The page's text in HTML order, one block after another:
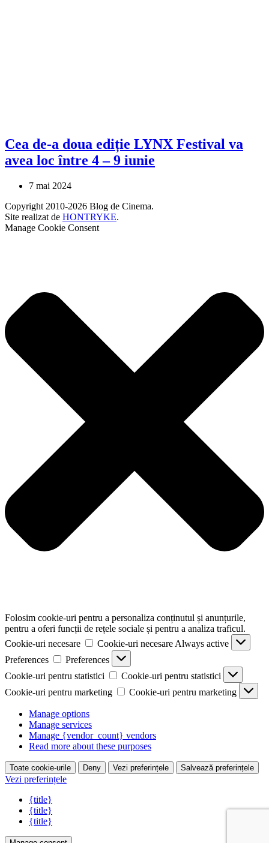
Cea de-a doua ediție LYNX Festival va
avea loc între 4 – 9 iunie
7 mai 2024
Copyright 2010-2026 Blog de Cinema.
Site realizat de HONTRYKE.
Manage Cookie Consent
Folosim cookie-uri pentru a personaliza conținutul și anunțurile,
pentru a oferi funcții de rețele sociale și pentru a analiza traficul.
Cookie-uri necesare
Cookie-uri necesare Always active
Preferences
Preferences
Cookie-uri pentru statistici
Cookie-uri pentru statistici
Cookie-uri pentru marketing
Cookie-uri pentru marketing
Manage options
Manage services
Manage {vendor_count} vendors
Read more about these purposes
Toate cookie-urile Deny Vezi preferințele Salvează preferințele
Vezi preferințele
{title}
{title}
{title}